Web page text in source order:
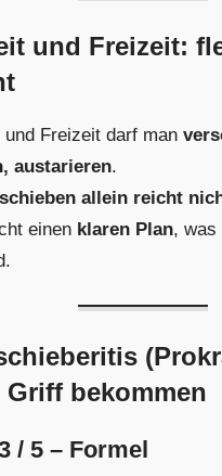
und Freizeit:
und Freizeit darf man
austarieren.
allein reicht
einen klaren Plan, was
Griff bekommen
/ 5 – Formel